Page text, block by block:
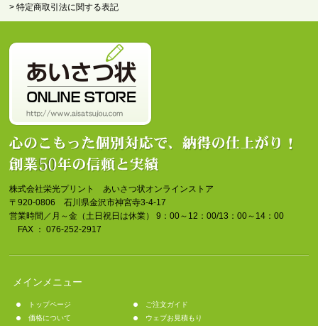
> 特定商取引法に関する表記
株式会社栄光プリント あいさつ状オンラインストア
〒920-0806 石川県金沢市神宮寺3-4-17
営業時間／月～金（土日祝日は休業） 9：00～12：00/13：00～14：00
FAX ： 076-252-2917
メインメニュー
トップページ
ご注文ガイド
価格について
ウェブお見積もり